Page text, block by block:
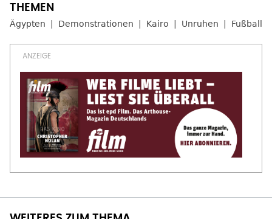
Ägypten Demonstrationen Kairo Unruhen Fußball